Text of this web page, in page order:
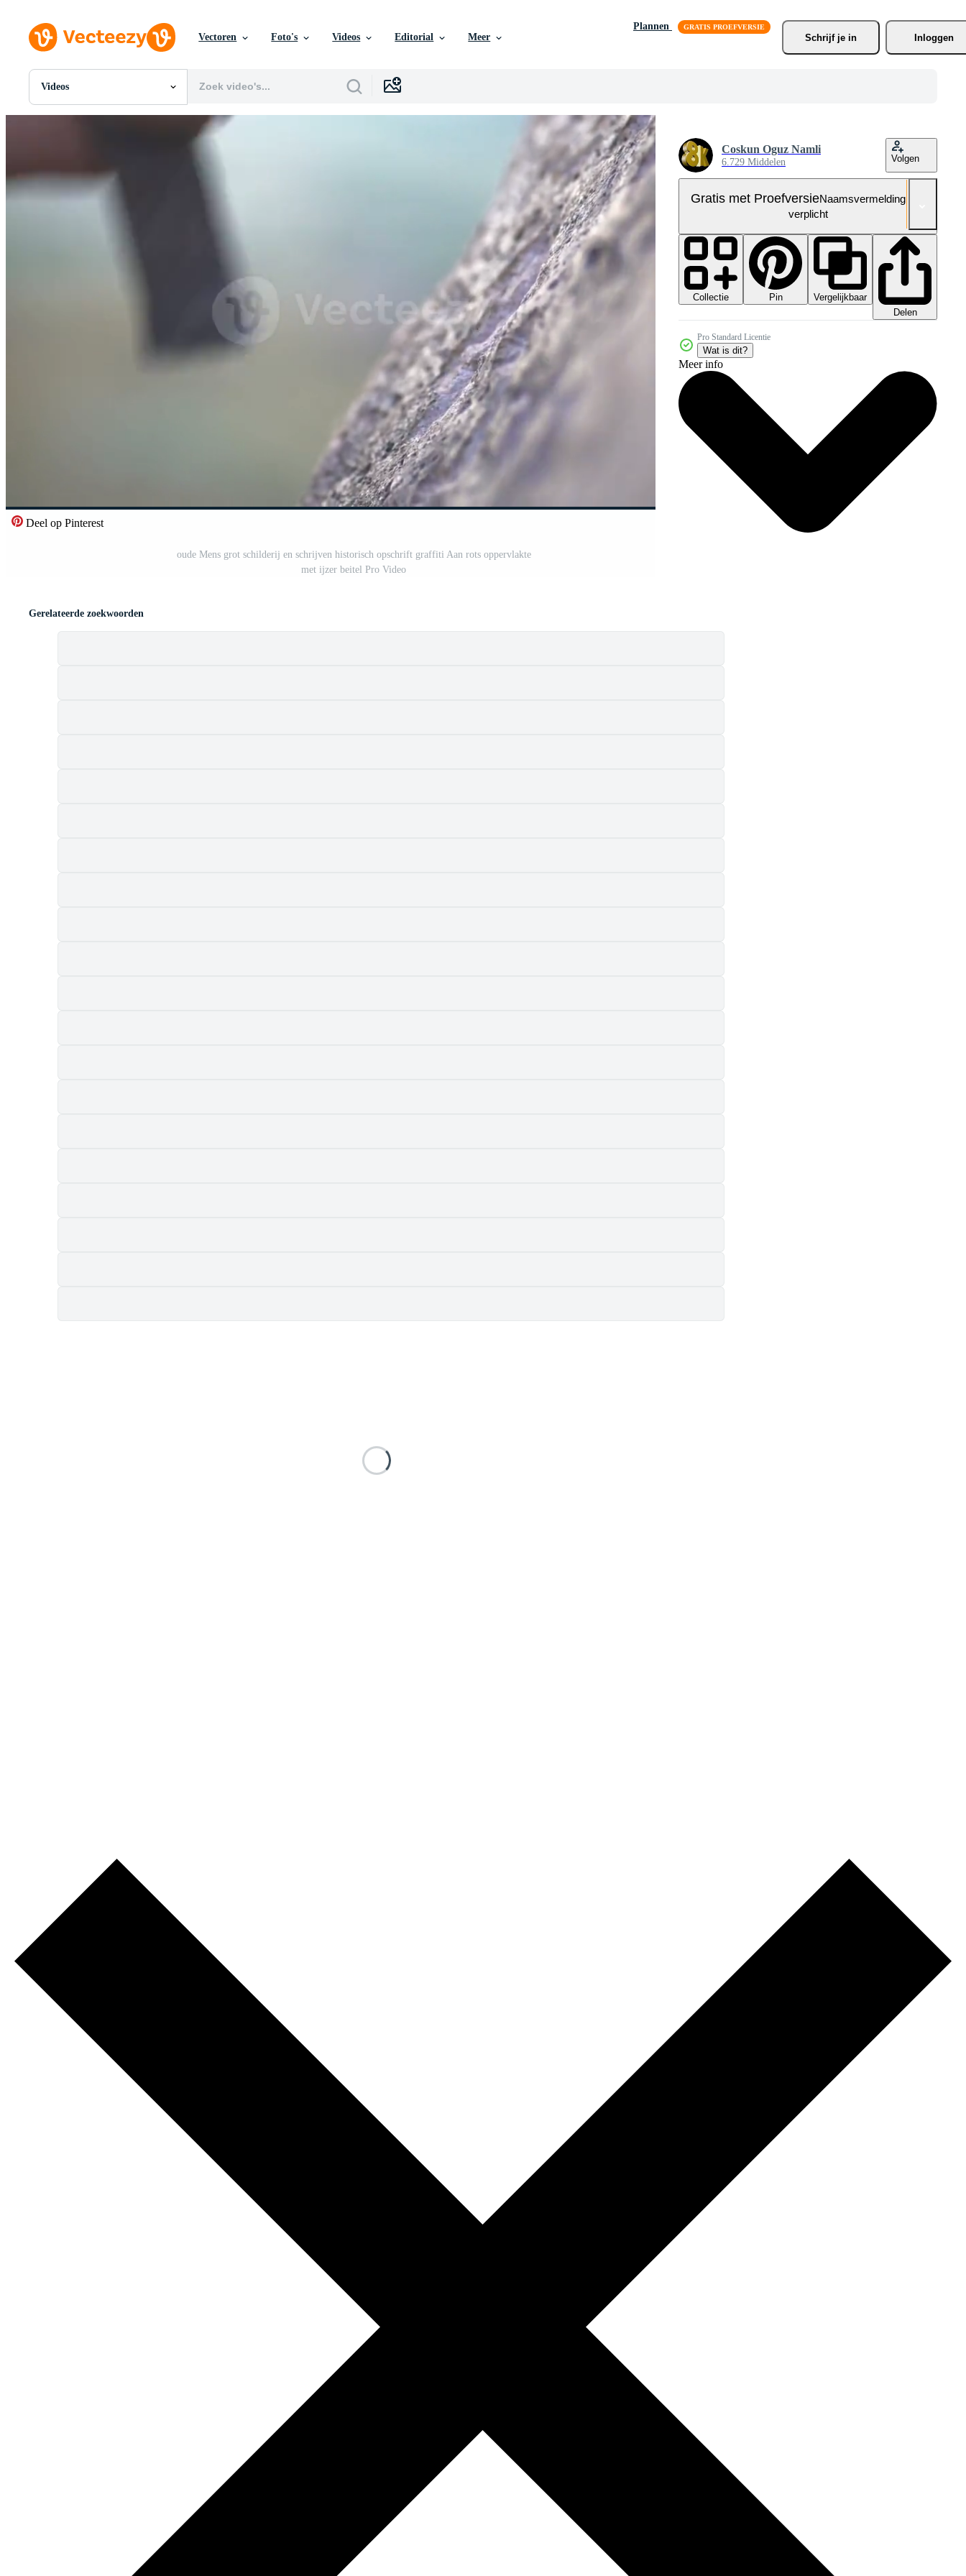
Vectoren Foto's Videos Editorial Meer
Plannen
Schrijf je in Inloggen
Videos
Alle Afbeeldingen
Sjablonen
Vectoren
Deel op Pinterest
oude Mens grot schilderij en schrijven historisch opschrift graffiti Aan rots oppervlakte
met ijzer beitel Pro Video
Coskun Oguz Namli
6.729 Middelen Volgen
Gratis met ProefversieNaamsvermelding niet
verplicht
Collectie Pin
Vergelijkbaar
Delen
Pro Standard Licentie
Wat is dit?
Meer info
Gerelateerde zoekwoorden